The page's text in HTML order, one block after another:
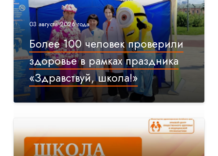
03 августа 2026 года
Более 100 человек проверили
здоровье в рамках праздника
«Здравствуй, школа!»